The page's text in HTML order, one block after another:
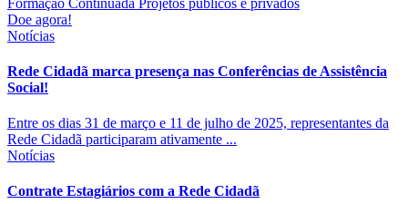
Doe agora!
Notícias
Rede Cidadã marca presença nas Conferências de Assistência
Social!
Entre os dias 31 de março e 11 de julho de 2025, representantes da
Rede Cidadã participaram ativamente ...
Notícias
Contrate Estagiários com a Rede Cidadã